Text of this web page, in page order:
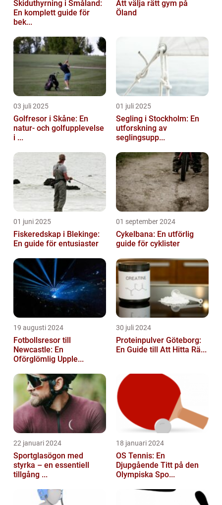
Skiduthyrning i Småland:
En komplett guide för
bek...
Att välja rätt gym på
Öland
03 juli 2025
Golfresor i Skåne: En
natur- och golfupplevelse
i ...
01 juli 2025
Segling i Stockholm: En
utforskning av
seglingsupp...
01 juni 2025
Fiskeredskap i Blekinge:
En guide för entusiaster
01 september 2024
Cykelbana: En utförlig
guide för cyklister
19 augusti 2024
Fotbollsresor till
Newcastle: En
Oförglömlig Upple...
30 juli 2024
Proteinpulver Göteborg:
En Guide till Att Hitta Rä...
22 januari 2024
Sportglasögon med
styrka – en essentiell
tillgång ...
18 januari 2024
OS Tennis: En
Djupgående Titt på den
Olympiska Spo...